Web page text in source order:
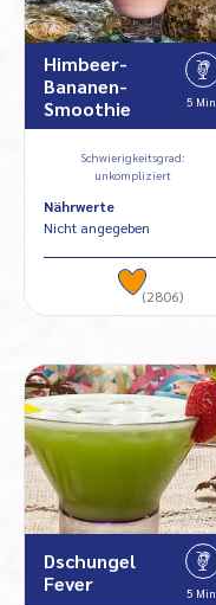
Himbeer-
Bananen-
Smoothie
5 Min.
Schwierigkeitsgrad:
unkompliziert
Nährwerte
Nicht angegeben
(2806)
Dschungel
Fever
5 Min.